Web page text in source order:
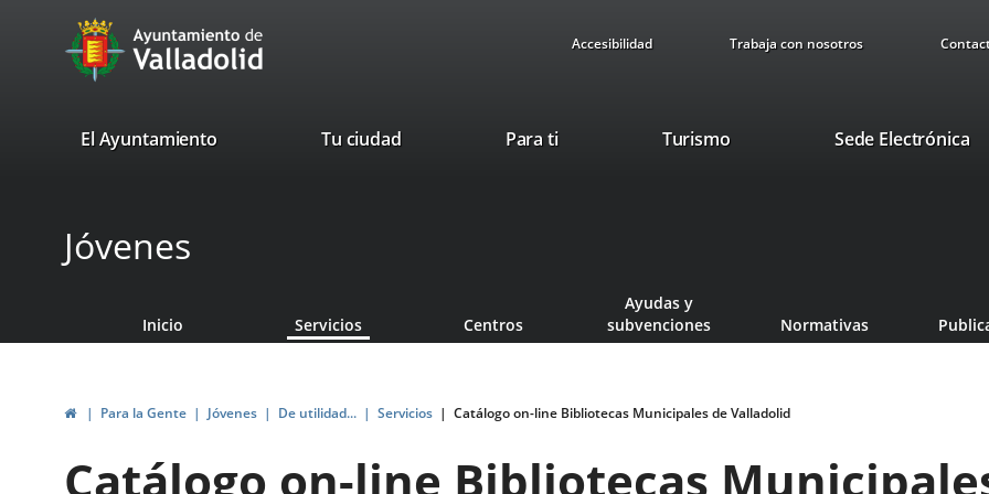
Portal
Web
Ayuntamiento
Valladolid
Accesibilidad Trabaja con nosotros
valladolid.es
El Ayuntamiento Tu ciudad Para ti TurismoEste
Sede Electrónica
Jóvenes
Inicio Servicios Centros
Ayudas y
subvenciones
Normativas
InicioPara la Gente Jóvenes De utilidad... Servicios Catálogo on-line Bibliotecas Municipales de Valladolid
Catálogo on-line Bibliotecas